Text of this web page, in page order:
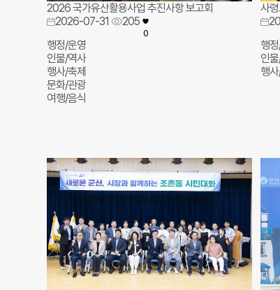
2026 국가유산활용사업 추진사항 보고회
2026-07-31
205
0
행정/운영
인물/역사
행사/축제
문화/관광
여행/음식
사
행
인
행